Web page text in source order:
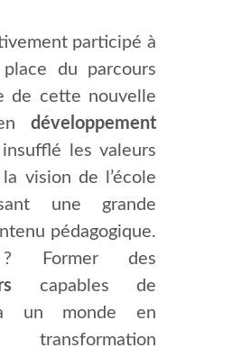
participé à
du parcours
de cette nouvelle
développement
insufflé les valeurs
vision de l’école
une grande
pédagogique.
? Former des
capables de
à un monde en
transformation